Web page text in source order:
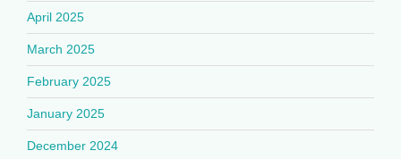
April 2025
March 2025
February 2025
January 2025
December 2024